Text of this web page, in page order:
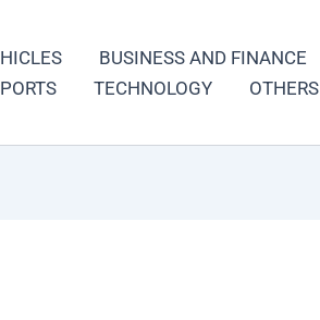
BUSINESS AND FINANCE
TECHNOLOGY OTHERS